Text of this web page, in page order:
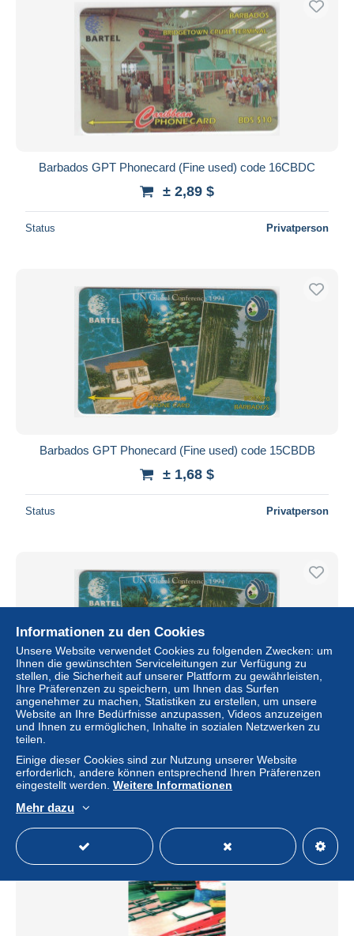
Barbados GPT Phonecard (Fine used) code 16CBDC
± 2,89 $
Status Privatperson
Barbados GPT Phonecard (Fine used) code 15CBDB
± 1,68 $
Status Privatperson
Barbados GPT Phonecard (Fine used) code 14CBDB
± 1,68 $
Status
Informationen zu den Cookies
Unsere Website verwendet Cookies zu folgenden Zwecken: um
Ihnen die gewünschten Serviceleitungen zur Verfügung zu
stellen, die Sicherheit auf unserer Plattform zu gewährleisten,
Ihre Präferenzen zu speichern, um Ihnen das Surfen
angenehmer zu machen, Statistiken zu erstellen, um unsere
Website an Ihre Bedürfnisse anzupassen, Videos anzuzeigen
und Ihnen zu ermöglichen, Inhalte in sozialen Netzwerken zu
teilen.
Einige dieser Cookies sind zur Nutzung unserer Website
erforderlich, andere können entsprechend Ihren Präferenzen
eingestellt werden. Weitere Informationen
Mehr dazu